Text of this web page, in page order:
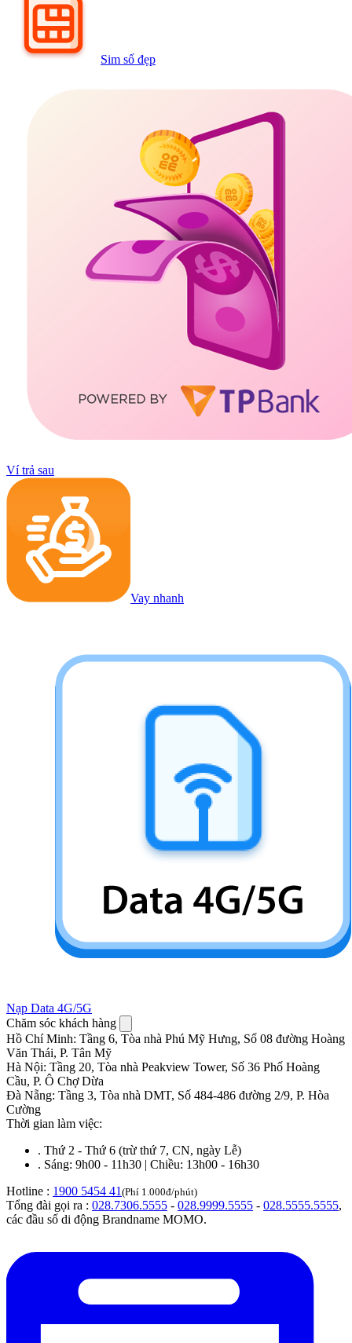
Sim số đẹp
Ví trả sau
Vay nhanh
Nạp Data 4G/5G
Chăm sóc khách hàng
Hồ Chí Minh: Tầng 6, Tòa nhà Phú Mỹ Hưng, Số 08 đường Hoàng
Văn Thái, P. Tân Mỹ
Hà Nội: Tầng 20, Tòa nhà Peakview Tower, Số 36 Phố Hoàng
Cầu, P. Ô Chợ Dừa
Đà Nẵng: Tầng 3, Tòa nhà DMT, Số 484-486 đường 2/9, P. Hòa
Cường
Thời gian làm việc:
. Thứ 2 - Thứ 6 (trừ thứ 7, CN, ngày Lễ)
. Sáng: 9h00 - 11h30 | Chiều: 13h00 - 16h30
Hotline : 1900 5454 41 (Phí 1.000đ/phút)
Tổng đài gọi ra : 028.7306.5555 - 028.9999.5555 - 028.5555.5555,
các đầu số di động Brandname MOMO.